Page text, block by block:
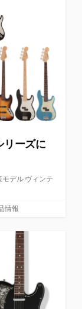
リーズに
デル ヴィンテ
情報